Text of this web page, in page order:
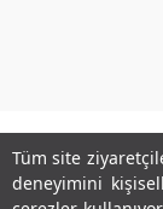
Tüm site
deneyimini
Kurumsal